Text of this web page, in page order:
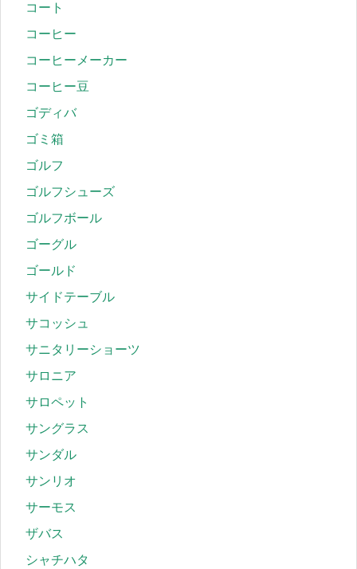
コート
コーヒー
コーヒーメーカー
コーヒー豆
ゴディバ
ゴミ箱
ゴルフ
ゴルフシューズ
ゴルフボール
ゴーグル
ゴールド
サイドテーブル
サコッシュ
サニタリーショーツ
サロニア
サロペット
サングラス
サンダル
サンリオ
サーモス
ザバス
シャチハタ